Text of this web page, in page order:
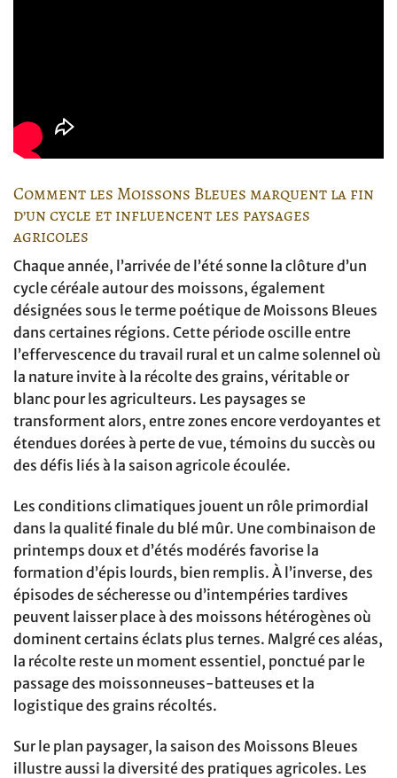
Comment les Moissons Bleues marquent la fin
d’un cycle et influencent les paysages
agricoles
Chaque année, l’arrivée de l’été sonne la clôture d’un
cycle céréale autour des moissons, également
désignées sous le terme poétique de Moissons Bleues
dans certaines régions. Cette période oscille entre
l’effervescence du travail rural et un calme solennel où
la nature invite à la récolte des grains, véritable or
blanc pour les agriculteurs. Les paysages se
transforment alors, entre zones encore verdoyantes et
étendues dorées à perte de vue, témoins du succès ou
des défis liés à la saison agricole écoulée.
Les conditions climatiques jouent un rôle primordial
dans la qualité finale du blé mûr. Une combinaison de
printemps doux et d’étés modérés favorise la
formation d’épis lourds, bien remplis. À l’inverse, des
épisodes de sécheresse ou d’intempéries tardives
peuvent laisser place à des moissons hétérogènes où
dominent certains éclats plus ternes. Malgré ces aléas,
la récolte reste un moment essentiel, ponctué par le
passage des moissonneuses-batteuses et la
logistique des grains récoltés.
Sur le plan paysager, la saison des Moissons Bleues
illustre aussi la diversité des pratiques agricoles. Les